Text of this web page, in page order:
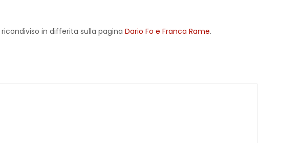
in differita sulla pagina Dario Fo e Franca Rame.